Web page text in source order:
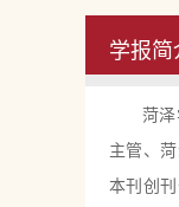
学报简
菏
主管、
本刊创